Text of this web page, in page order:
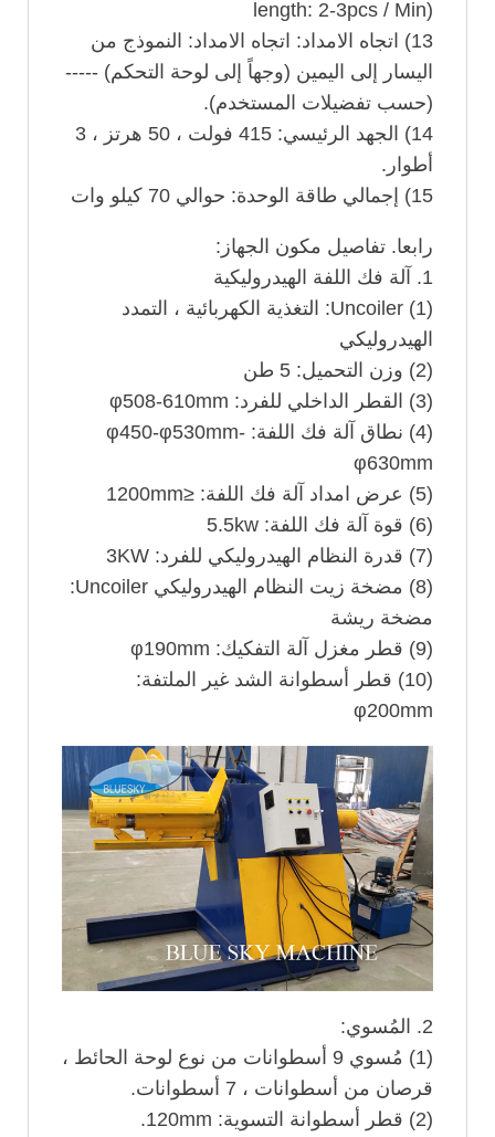
length: 2-3pcs / Min)
13) اتجاه الامداد: اتجاه الامداد: النموذج من
اليسار إلى اليمين (وجهاً إلى لوحة التحكم) -----
(حسب تفضيلات المستخدم).
14) الجهد الرئيسي: 415 فولت ، 50 هرتز ، 3
أطوار.
15) إجمالي طاقة الوحدة: حوالي 70 كيلو وات
رابعا. تفاصيل مكون الجهاز:
1. آلة فك اللفة الهيدروليكية
(1) Uncoiler: التغذية الكهربائية ، التمدد
الهيدروليكي
(2) وزن التحميل: 5 طن
(3) القطر الداخلي للفرد: φ508-610mm
(4) نطاق آلة فك اللفة: φ450-φ530mm-
φ630mm
(5) عرض امداد آلة فك اللفة: ≤1200mm
(6) قوة آلة فك اللفة: 5.5kw
(7) قدرة النظام الهيدروليكي للفرد: 3KW
(8) مضخة زيت النظام الهيدروليكي Uncoiler:
مضخة ريشة
(9) قطر مغزل آلة التفكيك: φ190mm
(10) قطر أسطوانة الشد غير الملتفة:
φ200mm
2. المُسوي:
(1) مُسوي 9 أسطوانات من نوع لوحة الحائط ،
قرصان من أسطوانات ، 7 أسطوانات.
(2) قطر أسطوانة التسوية: 120mm.